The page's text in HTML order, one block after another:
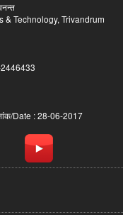
Technology, Trivandrum
Date : 28-06-2017